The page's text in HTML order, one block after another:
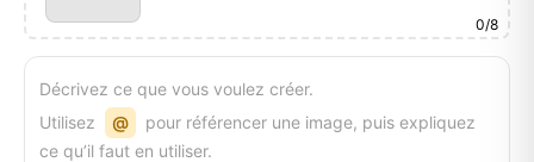
0/8
Décrivez ce que vous voulez créer.
Utilisez
@
pour référencer une image, puis expliquez
ce qu’il faut en utiliser.